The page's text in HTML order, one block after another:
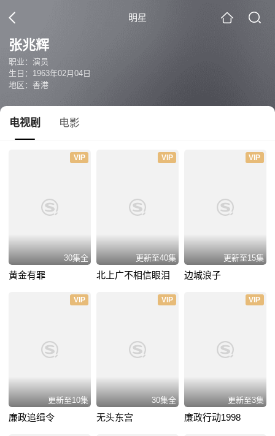
明星
张兆辉
职业：演员
生日：1963年02月04日
地区：香港
电视剧 电影
VIP
30集全
黄金有罪
VIP
更新至40集
北上广不相信眼泪
VIP
更新至15集
边城浪子
VIP
更新至10集
廉政追缉令
VIP
30集全
无头东宫
VIP
更新至3集
廉政行动1998